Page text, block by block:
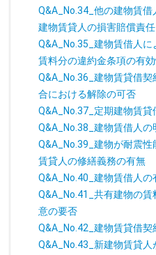
Q&A_No.34_他の建物賃
建物賃貸人の損害賠償責任
Q&A_No.35_建物賃借人
賃料分の違約金条項の有
Q&A_No.36_建物賃貸借
合における解除の可否
Q&A_No.37_定期建物賃
Q&A_No.38_建物賃借人
Q&A_No.39_建物が耐震
賃貸人の修繕義務の有無
Q&A_No.40_建物賃借人
Q&A_No.41_共有建物の
意の要否
Q&A_No.42_建物賃貸借
Q&A_No.43_新建物賃貸